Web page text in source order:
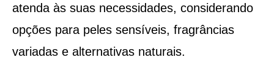
atenda às suas necessidades, considerando
opções para peles sensíveis, fragrâncias
variadas e alternativas naturais.